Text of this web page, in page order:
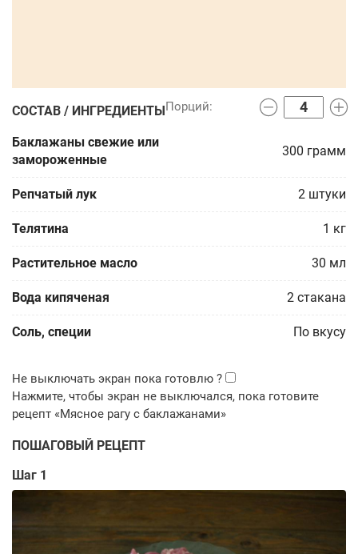
СОСТАВ / ИНГРЕДИЕНТЫ
Баклажаны свежие или
замороженные
300 грамм
Репчатый лук 2 штуки
Телятина 1 кг
Растительное масло 30 мл
Вода кипяченая 2 стакана
Соль, специи По вкусу
ПОШАГОВЫЙ РЕЦЕПТ
Шаг 1